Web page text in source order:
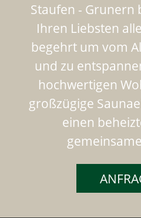
Staufen - Grunern
Ihren Liebsten
begehrt um vom
und zu
hochwertigen
großzügige
einen